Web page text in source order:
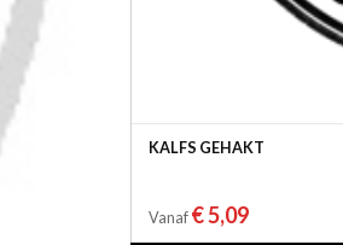
KALFS GEHAKT
Vanaf € 5,09